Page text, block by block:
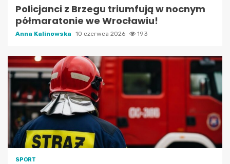
Policjanci z Brzegu triumfują w nocnym
półmaratonie we Wrocławiu!
Anna Kalinowska 10 czerwca 2026 193
SPORT